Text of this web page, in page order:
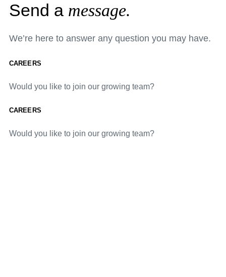
Send a message.
We’re here to answer any question you may have.
CAREERS
Would you like to join our growing team?
CAREERS
Would you like to join our growing team?